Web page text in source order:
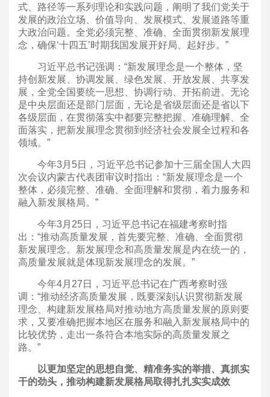
式、路径等一系列理论和实践问题，阐明了我们党关于
发展的政治立场、价值导向、发展模式、发展道路等重
大政治问题。全党必须完整、准确、全面贯彻新发展理
念，确保‘十四五’时期我国发展开好局、起好步。”
习近平总书记强调：“新发展理念是一个整体，坚
持创新发展、协调发展、绿色发展、开放发展、共享发
展，全党全国要统一思想、协调行动、开拓前进。无论
是中央层面还是部门层面，无论是省级层面还是省以下
各级层面，在贯彻落实中都要完整把握、准确理解、全
面落实，把新发展理念贯彻到经济社会发展全过程和各
领域。”
今年3月5日，习近平总书记参加十三届全国人大四
次会议内蒙古代表团审议时指出：“新发展理念是一个
整体，必须完整、准确、全面理解和贯彻，着力服务和
融入新发展格局。”
今年3月25日，习近平总书记在福建考察时指
出：“推动高质量发展，首先要完整、准确、全面贯彻
新发展理念。新发展理念和高质量发展是内在统一的，
高质量发展就是体现新发展理念的发展。”
今年4月27日，习近平总书记在广西考察时强
调：“推动经济高质量发展，既要深刻认识贯彻新发展
理念、构建新发展格局对推动地方高质量发展的原则要
求，又要准确把握本地区在服务和融入新发展格局中的
比较优势，走出一条符合本地实际的高质量发展之
路。”
以更加坚定的思想自觉、精准务实的举措、真抓实
干的劲头，推动构建新发展格局取得扎扎实实成效